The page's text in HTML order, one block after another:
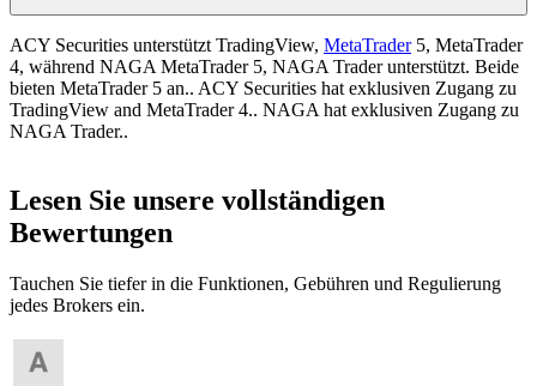
ACY Securities unterstützt TradingView, MetaTrader5, MetaTrader
4, während NAGA MetaTrader 5, NAGA Trader unterstützt. Beide
bieten MetaTrader 5 an.. ACY Securities hat exklusiven Zugang zu
TradingView and MetaTrader 4.. NAGA hat exklusiven Zugang zu
NAGA Trader..
Lesen Sie unsere vollständigen
Bewertungen
Tauchen Sie tiefer in die Funktionen, Gebühren und Regulierung
jedes Brokers ein.